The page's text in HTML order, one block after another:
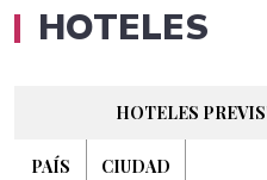
HOTELES
HOTELES
PAÍS CIUDAD